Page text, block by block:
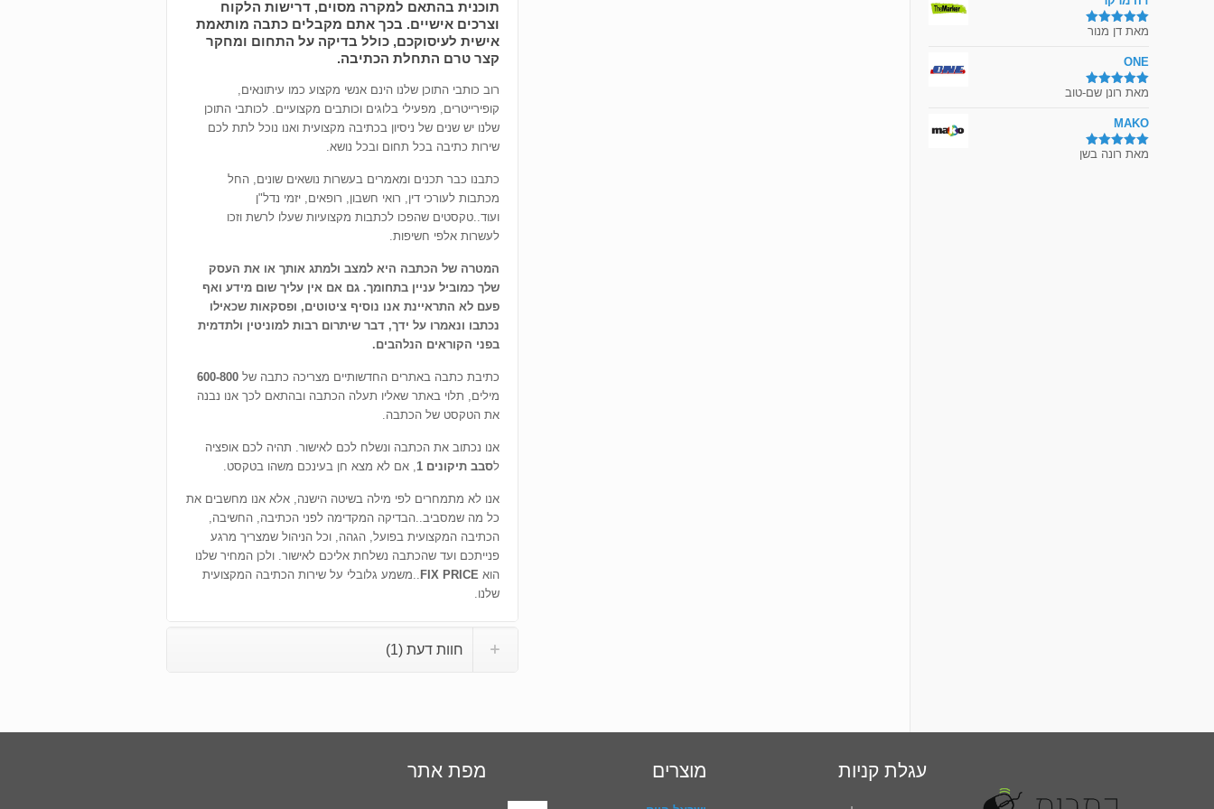
תוכנית בהתאם למקרה מסוים, דרישות הלקוח
וצרכים אישיים. בכך אתם מקבלים כתבה מותאמת
אישית לעיסוקכם, כולל בדיקה על התחום ומחקר
קצר טרם התחלת הכתיבה.
רוב כותבי התוכן שלנו הינם אנשי מקצוע כמו עיתונאים,
קופירייטרים, מפעילי בלוגים וכותבים מקצועיים. לכותבי התוכן
שלנו יש שנים של ניסיון בכתיבה מקצועית ואנו נוכל לתת לכם
שירות כתיבה בכל תחום ובכל נושא.
כתבנו כבר תכנים ומאמרים בעשרות נושאים שונים, החל
מכתבות לעורכי דין, רואי חשבון, רופאים, יזמי נדל"ן
ועוד..טקסטים שהפכו לכתבות מקצועיות שעלו לרשת וזכו
לעשרות אלפי חשיפות.
המטרה של הכתבה היא למצב ולמתג אותך או את העסק
שלך כמוביל עניין בתחומך. גם אם אין עליך שום מידע ואף
פעם לא התראיינת אנו נוסיף ציטוטים, ופסקאות שכאילו
נכתבו ונאמרו על ידך, דבר שיתרום רבות למוניטין ולתדמית
בפני הקוראים הנלהבים.
כתיבת כתבה באתרים החדשותיים מצריכה כתבה של600-800
מילים, תלוי באתר שאליו תעלה הכתבה ובהתאם לכך אנו נבנה
את הטקסט של הכתבה.
אנו נכתוב את הכתבה ונשלח לכם לאישור. תהיה לכם אופציה
לסבב תיקונים 1 , אם לא מצא חן בעינכם משהו בטקסט.
אנו לא מתמחרים לפי מילה בשיטה הישנה, אלא אנו מחשבים את
כל מה שמסביב..הבדיקה המקדימה לפני הכתיבה, החשיבה,
הכתיבה המקצועית בפועל, הגהה, וכל הניהול שמצריך מרגע
פנייתכם ועד שהכתבה נשלחת אליכם לאישור. ולכן המחיר שלנו
הוא
..משמע גלובלי על שירות הכתיבה המקצועית
שלנו.
חוות דעת (1)
דורג 5 מתוך
מאת דן מנור
ONE
דורג 5מתוך
מאת רונן שם-טוב
MAKO
דורג 5מתוך
מאת רונה בשן
עגלת קניות מוצרים מפת אתר